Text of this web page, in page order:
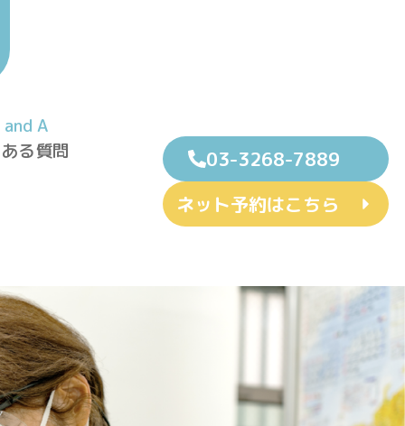
and A
る質問
03-3268-7889
ネット予約はこちら